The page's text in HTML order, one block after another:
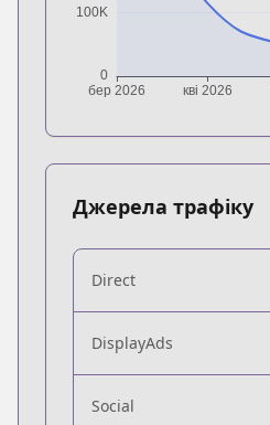
Джерела трафіку
Direct
DisplayAds
Social